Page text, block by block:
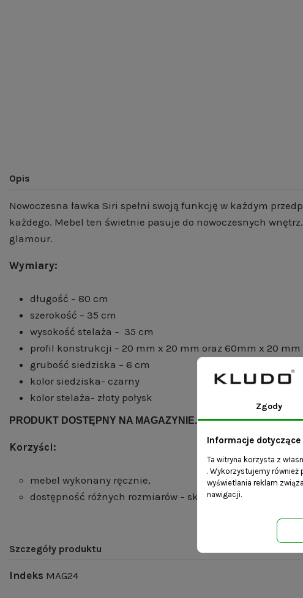
Opis
Nowoczesna ławka Siri spełni swoją funkcję w każdym
każdego. Mebel ten świetnie pasuje do nowoczesnych
glamour.
Wymiary:
długość – 80 cm
szerokość – 35 cm
wysokość stelaża – 35 cm
profil konstrukcji – 20 mm x 20 mm oraz 60mm x 20 mm
grubość siedziska – 6 cm
kolor siedziska- czarny
kolor stelaża- złoty połysk
PRODUKT DOSTĘPNY NA MAGAZYNIE. WYSYŁKA 24H
Korzyści:
mebel wykonany ręcznie,
dostępność różnych rozmiarów – skontaktuj się z nami i
Szczegóły produktu
Indeks MAG24
Zgody
Informacje
Ta witryna korzysta z
. Wykorzystujemy również
wyświetlania reklam
nawigacji.